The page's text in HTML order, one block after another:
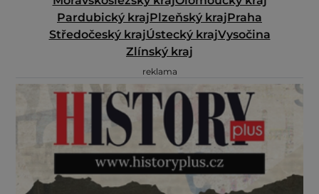
Pardubický krajPlzeňský krajPraha
Středočeský krajÚstecký krajVysočina
Zlínský kraj
reklama